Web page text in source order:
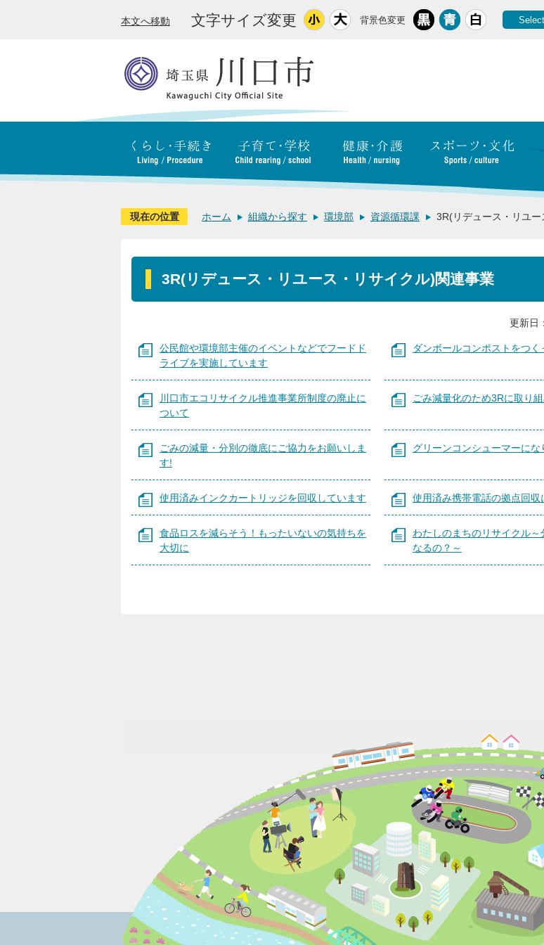
本文へ移動 文字サイズ変更 背景色変更
現在の位置 ホーム 組織から探す 環境部 資源循環課 3R(リデュース・リユ
3R(リデュース・リユース・リサイクル)関連事業
更新日
公民館や環境部主催のイベントなどでフードド
ライブを実施しています
ダンボールコンポストをつく
川口市エコリサイクル推進事業所制度の廃止に
ついて
ごみ減量化のため3Rに取り
ごみの減量・分別の徹底にご協力をお願いしま
す!
グリーンコンシューマーにな
使用済みインクカートリッジを回収しています 使用済み携帯電話の拠点回収
食品ロスを減らそう！もったいないの気持ちを
大切に
わたしのまちのリサイクル～
なるの？～